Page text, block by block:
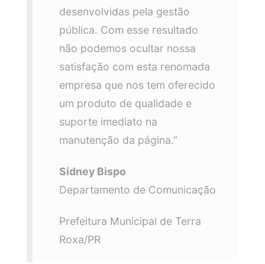
desenvolvidas pela gestão
pública. Com esse resultado
não podemos ocultar nossa
satisfação com esta renomada
empresa que nos tem oferecido
um produto de qualidade e
suporte imediato na
manutenção da página.”
Sidney Bispo
Departamento de Comunicação
Prefeitura Municipal de Terra
Roxa/PR